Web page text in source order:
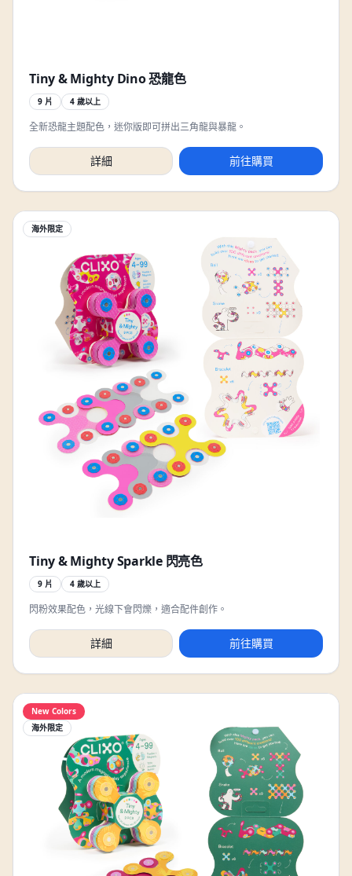
Tiny & Mighty Dino 恐龍色
9 片 4 歲以上
全新恐龍主題配色，迷你版即可拼出三角龍與暴龍。
詳細 前往購買
海外限定
Tiny & Mighty Sparkle 閃亮色
9 片 4 歲以上
閃粉效果配色，光線下會閃爍，適合配件創作。
詳細 前往購買
New Colors
海外限定